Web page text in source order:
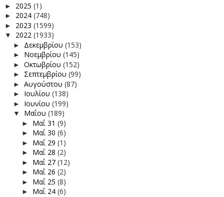
► 2025 (1)
► 2024 (748)
► 2023 (1599)
▼ 2022 (1933)
► Δεκεμβρίου (153)
► Νοεμβρίου (145)
► Οκτωβρίου (152)
► Σεπτεμβρίου (99)
► Αυγούστου (87)
► Ιουλίου (138)
► Ιουνίου (199)
▼ Μαΐου (189)
► Μαΐ 31 (9)
► Μαΐ 30 (6)
► Μαΐ 29 (1)
► Μαΐ 28 (2)
► Μαΐ 27 (12)
► Μαΐ 26 (2)
► Μαΐ 25 (8)
► Μαΐ 24 (6)